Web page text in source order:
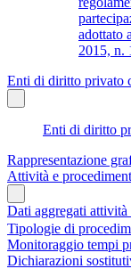
adottato
2015, n.
Enti di diritto privato
Enti di diritto
Rappresentazione
Attività e
Dati aggregati attività
Tipologie di
Monitoraggio tempi
Dichiarazioni